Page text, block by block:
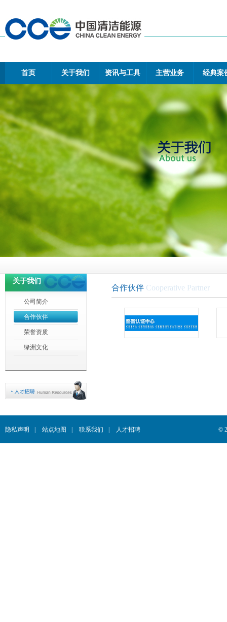
首页 关于我们 资讯与工具 主营业务 经典案
关于我们
公司简介
合作伙伴
荣誉资质
绿洲文化
合作伙伴 Cooperative Partner
隐私声明 站点地图 联系我们 人才招聘 ©